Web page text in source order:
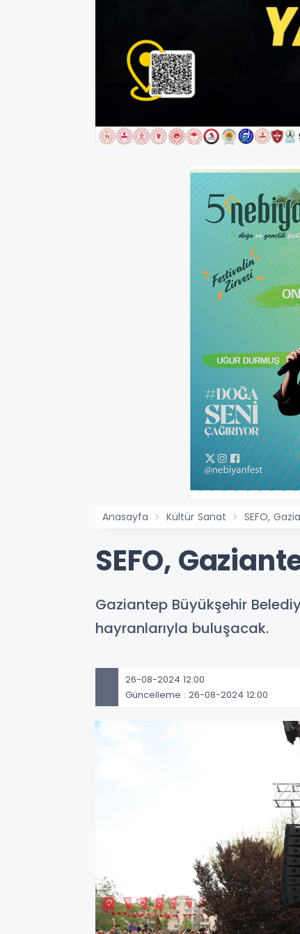
Anasayfa Kültür Sanat SEFO,
SEFO,
Gaziantep Büyükşehir
hayranlarıyla buluşacak.
26-08-2024 12:00
Güncelleme : 26-08-2024 12:00